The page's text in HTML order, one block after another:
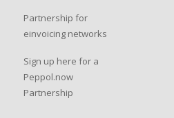
Partnership for
einvoicing networks
Sign up here for a
Peppol.now
Partnership